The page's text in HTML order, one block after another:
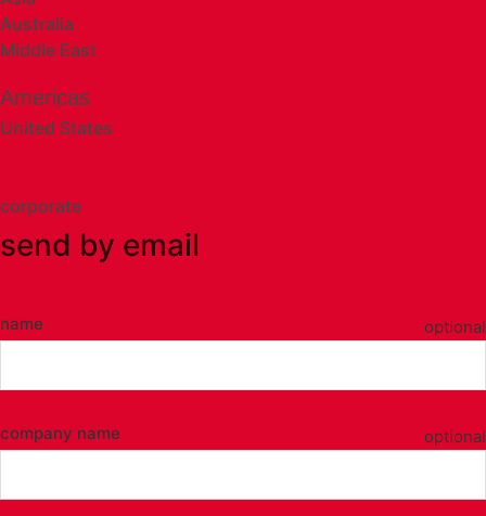
Australia
Middle East
Americas
United States
corporate
send by email
name optional
company name optional